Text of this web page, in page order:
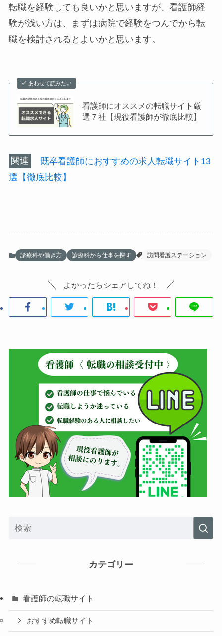
転職を経験しても良いかと思いますが、看護師経
験が浅い方は、まずは病院で経験をつんでから転
職を検討されるとよいかと思います。
あわせて読みたい
看護師にオススメの転職サイト厳
選７社【現役看護師が徹底比較】
関連
既卒看護師におすすめの求人転職サイト13
選【徹底比較】
診療科や働き方 診療科から仕事を探す 訪問看護ステーション
よかったらシェアしてね！
カテゴリー
看護師の転職サイト
おすすめ転職サイト